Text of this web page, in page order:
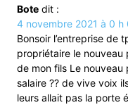
Bote dit :
4 novembre 2021 à 0 h
Bonsoir l’entreprise de
propriétaire le
de mon fils Le
salaire ?? de vive voix
leurs allait pas la porte